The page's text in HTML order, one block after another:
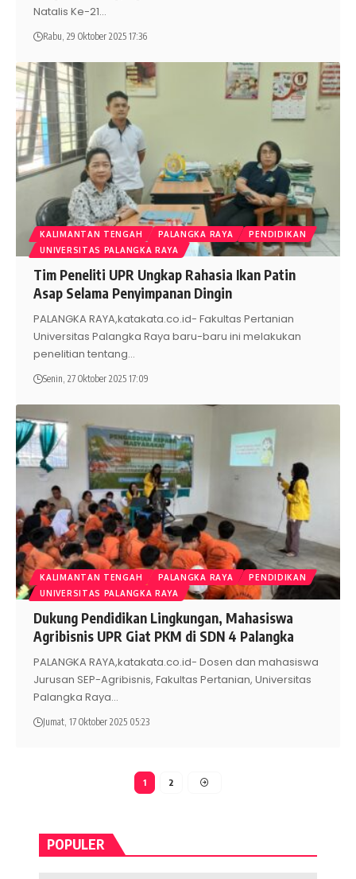
Natalis Ke-21…
Rabu, 29 Oktober 2025 17:36
KALIMANTAN TENGAH PALANGKA RAYA
PENDIDIKAN
UNIVERSITAS PALANGKA RAYA
Tim Peneliti UPR Ungkap Rahasia Ikan Patin
Asap Selama Penyimpanan Dingin
PALANGKA RAYA,katakata.co.id- Fakultas Pertanian
Universitas Palangka Raya baru-baru ini melakukan
penelitian tentang…
Senin, 27 Oktober 2025 17:09
KALIMANTAN TENGAH PALANGKA RAYA
PENDIDIKAN
UNIVERSITAS PALANGKA RAYA
Dukung Pendidikan Lingkungan, Mahasiswa
Agribisnis UPR Giat PKM di SDN 4 Palangka
PALANGKA RAYA,katakata.co.id- Dosen dan mahasiswa
Jurusan SEP-Agribisnis, Fakultas Pertanian, Universitas
Palangka Raya…
Jumat, 17 Oktober 2025 05:23
1 2
POPULER